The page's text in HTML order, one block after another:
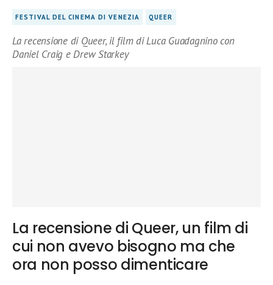
FESTIVAL DEL CINEMA DI VENEZIA QUEER
La recensione di Queer, il film di Luca Guadagnino con
Daniel Craig e Drew Starkey
La recensione di Queer, un film di
cui non avevo bisogno ma che
ora non posso dimenticare